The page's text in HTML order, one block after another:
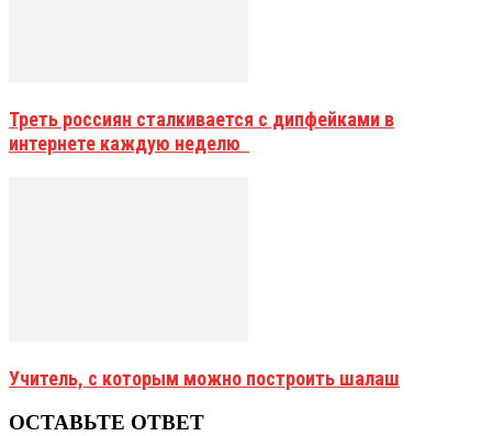
Треть россиян сталкивается с дипфейками в
интернете каждую неделю
Учитель, с которым можно построить шалаш
ОСТАВЬТЕ ОТВЕТ